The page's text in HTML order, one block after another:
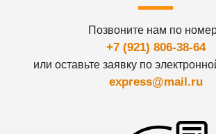
Позвоните нам по
+7 (921) 806-38-64
или оставьте заявку по
express@mail.ru